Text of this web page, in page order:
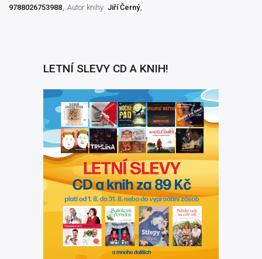
9788026753988 Autor knihy Jiří Černý
LETNÍ SLEVY CD A KNIH!